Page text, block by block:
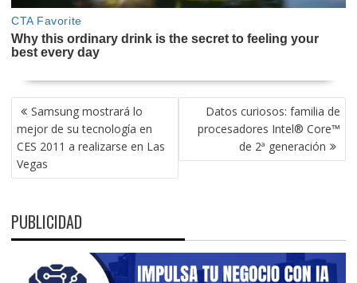
NAVEGACIÓN
DE
ENTRADAS
Samsung mostrará lo
mejor de su tecnología en
CES 2011 a realizarse en Las
Vegas
Datos curiosos: familia de
procesadores Intel® Core™
de 2ª generación
PUBLICIDAD